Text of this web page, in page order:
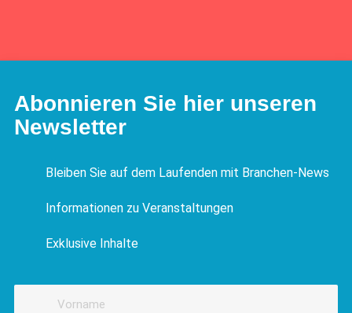
Abonnieren Sie hier unseren
Newsletter
Bleiben Sie auf dem Laufenden mit Branchen-News
Informationen zu Veranstaltungen
Exklusive Inhalte